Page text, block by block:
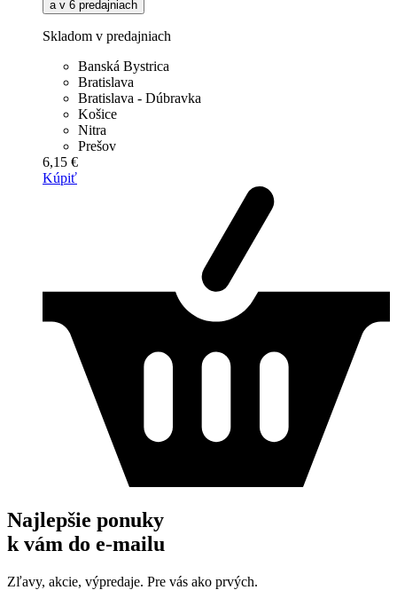
a v 6 predajniach
Skladom v predajniach
Banská Bystrica
Bratislava
Bratislava - Dúbravka
Košice
Nitra
Prešov
6,15 €
Kúpiť
Najlepšie ponuky
k vám do e-mailu
Zľavy, akcie, výpredaje. Pre vás ako prvých.